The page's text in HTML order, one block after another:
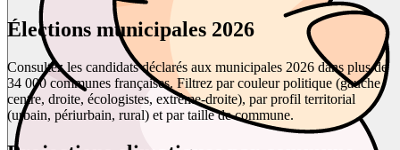
Élections municipales 2026
Consultez les candidats déclarés aux municipales 2026 dans plus de
34 000 communes françaises. Filtrez par couleur politique (gauche,
centre, droite, écologistes, extrême-droite), par profil territorial
(urbain, périurbain, rural) et par taille de commune.